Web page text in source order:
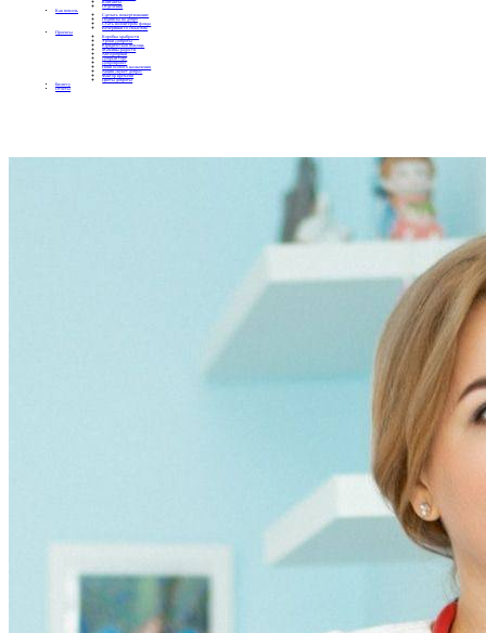
Контакты
Отделения
Как помочь
Сделать пожертвование
Подписка на добро
Стать волонтером фонда
Вечеринки со смыслом
Проекты
Коробка храбрости
Уроки Доброты
Юридическая помощь
Мамины радости
Автодобряки
Добрый торт
Добропробег
Няни особого назначения
Акция «Букет добра»
Фактор времени
Цветы доброты
Бизнесу
Отчеты